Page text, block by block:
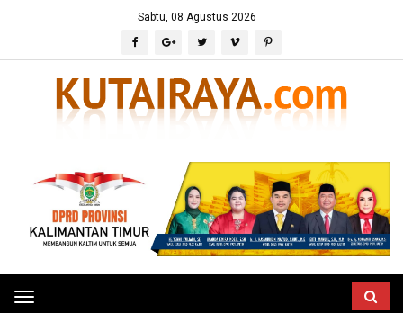
Sabtu, 08 Agustus 2026
Toggle